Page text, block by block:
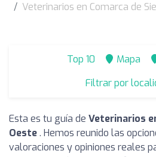
Veterinarios en Comarca de
Top 10 Mapa
Filtrar por
Esta es tu guía de Veterinarios
Oeste. Hemos reunido las
valoraciones y opiniones reales